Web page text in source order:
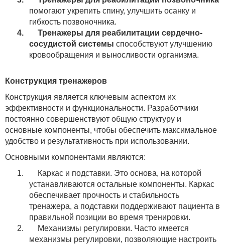
помогают укрепить спину, улучшить осанку и
гибкость позвоночника.
4. Тренажеры для реабилитации сердечно-
сосудистой системы способствуют улучшению
кровообращения и выносливости организма.
Конструкция тренажеров
Конструкция является ключевым аспектом их
эффективности и функциональности. Разработчики
постоянно совершенствуют общую структуру и
основные компоненты, чтобы обеспечить максимальное
удобство и результативность при использовании.
Основными компонентами являются:
1.
Каркас и подставки. Это основа, на которой
устанавливаются остальные компоненты. Каркас
обеспечивает прочность и стабильность
тренажера, а подставки поддерживают пациента в
правильной позиции во время тренировки.
2.
Механизмы регулировки. Часто имеется
механизмы регулировки, позволяющие настроить